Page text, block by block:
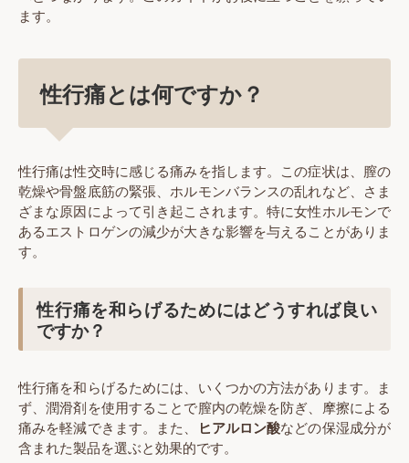
ます。
性行痛とは何ですか？
性行痛は性交時に感じる痛みを指します。この症状は、膣の
乾燥や骨盤底筋の緊張、ホルモンバランスの乱れなど、さま
ざまな原因によって引き起こされます。特に女性ホルモンで
あるエストロゲンの減少が大きな影響を与えることがありま
す。
性行痛を和らげるためにはどうすれば良い
ですか？
性行痛を和らげるためには、いくつかの方法があります。ま
ず、潤滑剤を使用することで膣内の乾燥を防ぎ、摩擦による
痛みを軽減できます。また、
ヒアルロン酸などの保湿成分が
含まれた製品を選ぶと効果的です。